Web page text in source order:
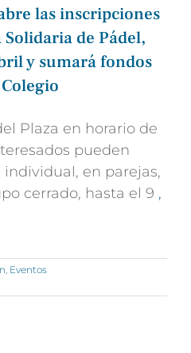
las inscripciones
de Pádel,
y sumará fondos
Plaza en horario de
pueden
en parejas,
cerrado, hasta el 9 ,
Eventos